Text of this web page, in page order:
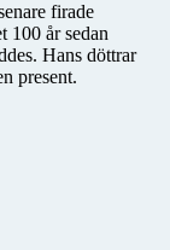
firade
100 år sedan
Hans döttrar
present.